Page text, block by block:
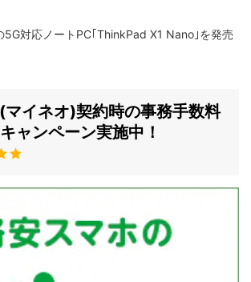
5G対応ノートPC｢ThinkPad X1 Nano｣を発売
イネオ)契約時の事務手数料
ャンペーン実施中！